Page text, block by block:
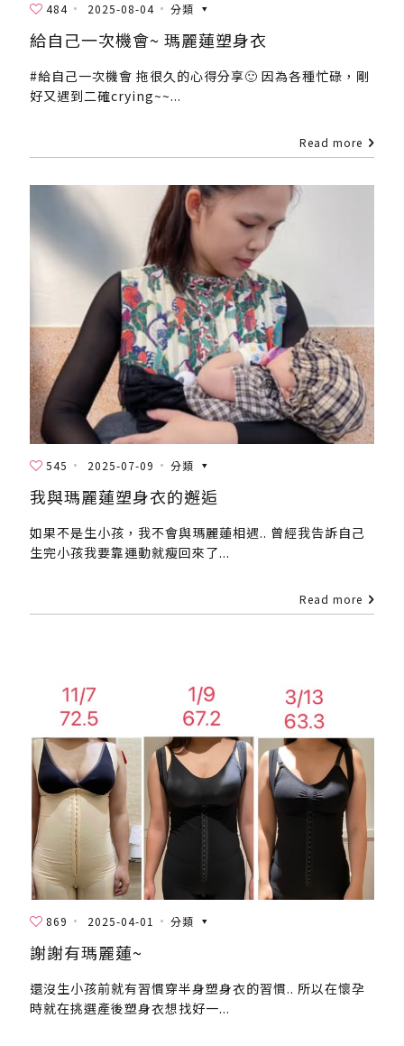
484 2025-08-04 分類
給自己一次機會~ 瑪麗蓮塑身衣
#給自己一次機會 拖很久的心得分享🙂 因為各種忙碌，剛
好又遇到二確crying~~...
Read more
545 2025-07-09 分類
我與瑪麗蓮塑身衣的邂逅
如果不是生小孩，我不會與瑪麗蓮相遇.. 曾經我告訴自己
生完小孩我要靠運動就瘦回來了...
Read more
869 2025-04-01 分類
謝謝有瑪麗蓮~
還沒生小孩前就有習慣穿半身塑身衣的習慣.. 所以在懷孕
時就在挑選產後塑身衣想找好一...